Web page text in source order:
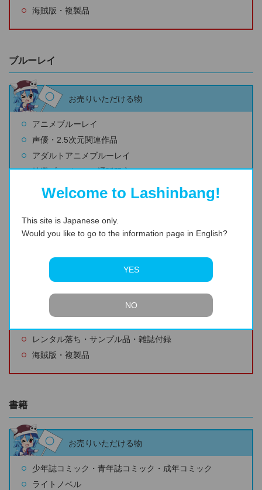
海賊版・複製品
ブルーレイ
お売りいただける物
アニメブルーレイ
声優・2.5次元関連作品
アダルトアニメブルーレイ
抽選プレゼントや通販限定
全巻購入特典
ジャケットなどの汚れが著しい
ディスク再生面のキズが著しいまたは再生不可能なキズ
ケースの破損・歌詞カード・ジャケット欠品・欠損が著
レンタル落ち・サンプル品・雑誌付録
海賊版・複製品
書籍
お売りいただける物
少年誌コミック・青年誌コミック・成年コミック
ライトノベル
Welcome to Lashinbang!
This site is Japanese only.
Would you like to go to the information page in English?
YES
NO